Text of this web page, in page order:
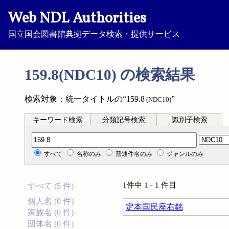
Web NDL Authorities
国立国会図書館典拠データ検索・提供サービス
159.8(NDC10) の検索結果
検索対象：統一タイトルの“159.8 (NDC10)”
キーワード検索 分類記号検索 識別子検索
分類記号検索
すべて 名称のみ 普通件名のみ ジャンルのみ
すべて (5 件)
個人名 (0 件)
家族名 (0 件)
団体名 (0 件)
1件中 1 - 1 件目
定本国民座右銘